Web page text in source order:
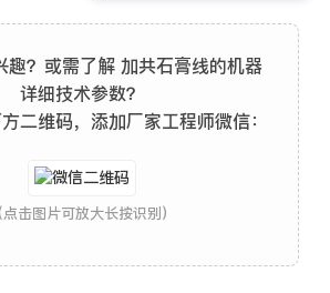
趣？或需了解 加共石膏线的机器
详细技术参数？
二维码，添加厂家工程师微信：
击图片可放大长按识别)